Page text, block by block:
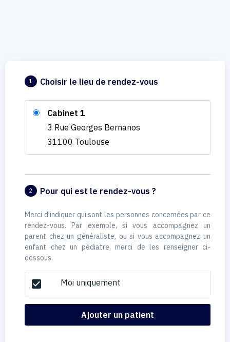
1 Choisir le lieu de rendez-vous
Cabinet 1
3 Rue Georges Bernanos
31100 Toulouse
2 Pour qui est le rendez-vous ?
Merci d'indiquer qui sont les personnes concernées par ce
rendez-vous. Par exemple, si vous accompagnez un
parent chez un généraliste, ou si vous accompagnez un
enfant chez un pédiatre, merci de les renseigner ci-
dessous.
check_box Moi uniquement
Ajouter un patient